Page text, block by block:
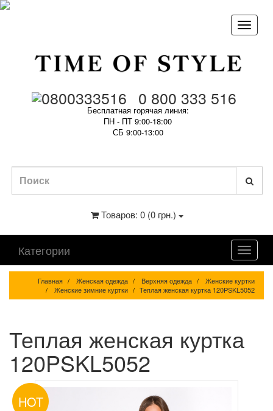
0 800 333 516
Бесплатная горячая линия:
ПН - ПТ 9:00-18:00
СБ 9:00-13:00
Товаров: 0 (0 грн.)
Категории
Главная Женская одежда Верхняя одежда
Женские куртки
Женские зимние куртки
Теплая женская куртка 120PSKL5052
Теплая женская куртка
120PSKL5052
HOT